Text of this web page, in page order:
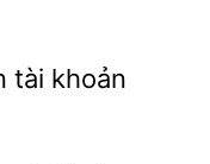
tài khoản